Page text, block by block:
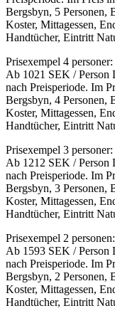
Bergsbyn, 5 Personen,
Koster, Mittagessen,
Handtücher, Eintritt
Prisexempel 4 personer:
Ab 1021 SEK / Person
nach Preisperiode. Im
Bergsbyn, 4 Personen,
Koster, Mittagessen,
Handtücher, Eintritt
Prisexempel 3 personer:
Ab 1212 SEK / Person
nach Preisperiode. Im
Bergsbyn, 3 Personen,
Koster, Mittagessen,
Handtücher, Eintritt
Prisexempel 2 personen:
Ab 1593 SEK / Person
nach Preisperiode. Im
Bergsbyn, 2 Personen,
Koster, Mittagessen,
Handtücher, Eintritt